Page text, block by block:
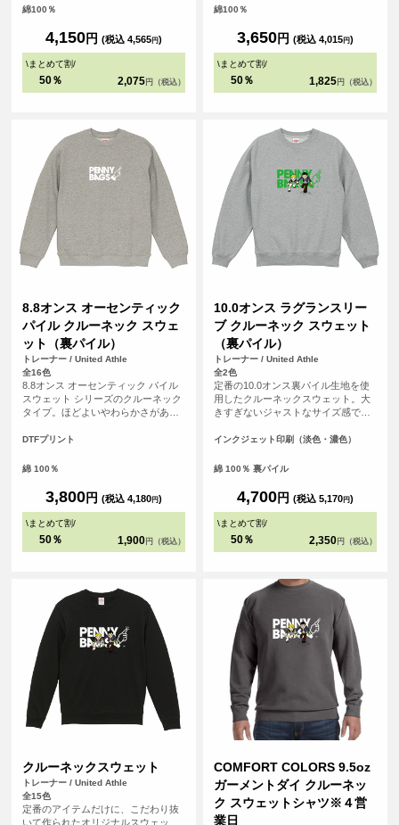
綿100％
4,150円 (税込 4,565円)
\まとめて割/
50％ 2,075 円（税込）
綿100％
3,650円 (税込 4,015円)
\まとめて割/
50％ 1,825 円（税込）
8.8オンス オーセンティック
パイル クルーネック スウェ
ット（裏パイル）
トレーナー / United Athle
全16色
8.8オンス オーセンティック パイル
スウェット シリーズのクルーネック
タイプ。ほどよいやわらかさがあり
厚みのアイテムです。また、ざっく
着用時の絶妙な袖のルーズさを演出
DTFプリント
綿 100％
3,800円 (税込 4,180円)
\まとめて割/
50％ 1,900 円（税込）
10.0オンス ラグランスリー
ブ クルーネック スウェット
（裏パイル）
トレーナー / United Athle
全2色
定番の10.0オンス裏パイル生地を使
用したクルーネックスウェット。大
きすぎないジャストなサイズ感であ
調整しアウトラインに丸みをつける
した。
インクジェット印刷（淡色・濃色）
綿 100％ 裏パイル
4,700円 (税込 5,170円)
\まとめて割/
50％ 2,350 円（税込）
クルーネックスウェット
トレーナー / United Athle
全15色
定番のアイテムだけに、こだわり抜
いて作られたオリジナルスウェッ
COMFORT COLORS 9.5oz
ガーメントダイ クルーネッ
ク スウェットシャツ※４営
業日